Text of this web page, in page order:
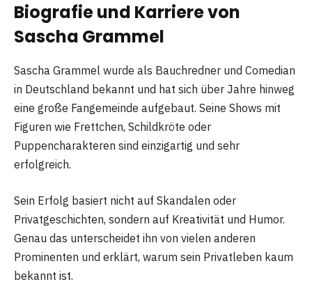
Biografie und Karriere von
Sascha Grammel
Sascha Grammel wurde als Bauchredner und Comedian
in Deutschland bekannt und hat sich über Jahre hinweg
eine große Fangemeinde aufgebaut. Seine Shows mit
Figuren wie Frettchen, Schildkröte oder
Puppencharakteren sind einzigartig und sehr
erfolgreich.
Sein Erfolg basiert nicht auf Skandalen oder
Privatgeschichten, sondern auf Kreativität und Humor.
Genau das unterscheidet ihn von vielen anderen
Prominenten und erklärt, warum sein Privatleben kaum
bekannt ist.